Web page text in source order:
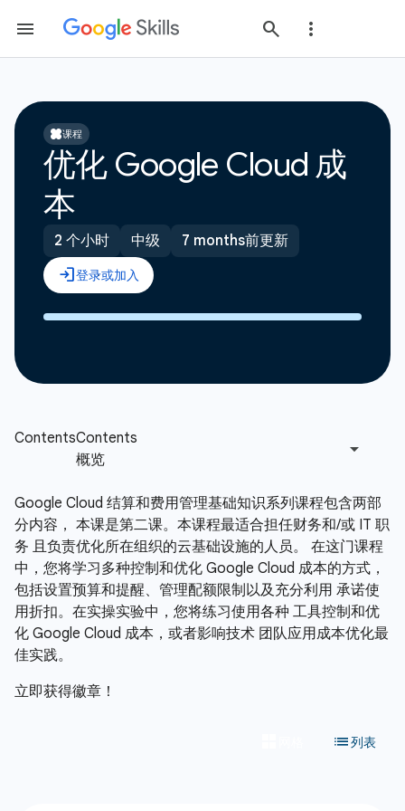
课程
优化 Google Cloud 成
本
2 个小时 中级 7 months前更新
Google Cloud 结算和费用管理基础知识系列课程包含两部
分内容， 本课是第二课。本课程最适合担任财务和/或 IT 职
务 且负责优化所在组织的云基础设施的人员。 在这门课程
中，您将学习多种控制和优化 Google Cloud 成本的方式，
包括设置预算和提醒、管理配额限制以及充分利用 承诺使
用折扣。在实操实验中，您将练习使用各种 工具控制和优
化 Google Cloud 成本，或者影响技术 团队应用成本优化最
佳实践。
立即获得徽章！